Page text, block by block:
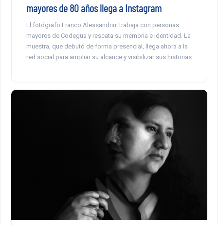
mayores de 80 años llega a Instagram
El fotógrafo Franco Alessandrini trabaja con personas
mayores de Codegua y rescata su memoria e identidad. La
muestra, que debutó de forma presencial, llega ahora a la
red social para ampliar su alcance y visibilizar sus historias